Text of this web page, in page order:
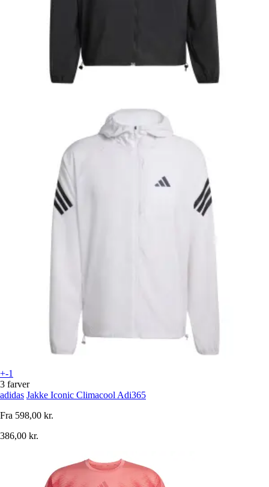
+-1
3 farver
adidas Jakke Iconic Climacool Adi365
Fra 598,00 kr.
386,00 kr.